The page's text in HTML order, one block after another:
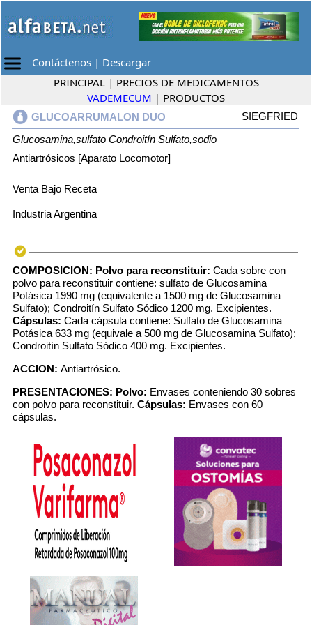
Contáctenos | Descargar
PRINCIPAL | PRECIOS DE MEDICAMENTOS
VADEMECUM | PRODUCTOS
GLUCOARRUMALON DUO
SIEGFRIED
Glucosamina,sulfato Condroitín Sulfato,sodio
Antiartrósicos [Aparato Locomotor]
Venta Bajo Receta
Industria Argentina
COMPOSICION: Polvo para reconstituir: Cada sobre con
polvo para reconstituir contiene: sulfato de Glucosamina
Potásica 1990 mg (equivalente a 1500 mg de Glucosamina
Sulfato); Condroitín Sulfato Sódico 1200 mg. Excipientes.
Cápsulas: Cada cápsula contiene: Sulfato de Glucosamina
Potásica 633 mg (equivale a 500 mg de Glucosamina Sulfato);
Condroitín Sulfato Sódico 400 mg. Excipientes.
ACCION: Antiartrósico.
PRESENTACIONES: Polvo: Envases conteniendo 30 sobres
con polvo para reconstituir. Cápsulas: Envases con 60
cápsulas.